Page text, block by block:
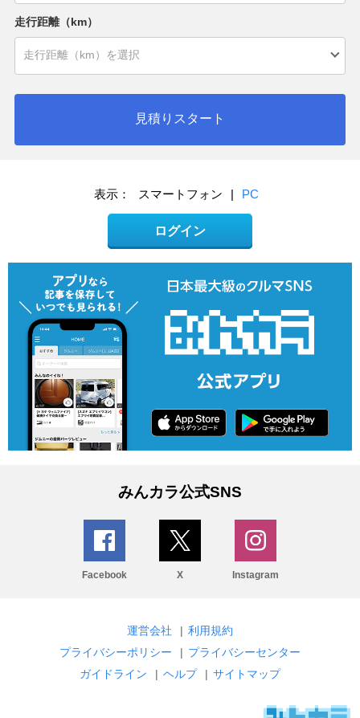
走行距離（km）
見積りスタート
表示： スマートフォン | PC
ログイン
みんカラ公式SNS
Facebook X Instagram
運営会社 | 利用規約
プライバシーポリシー
| プライバシーセンター
ガイドライン
| ヘルプ | サイトマップ